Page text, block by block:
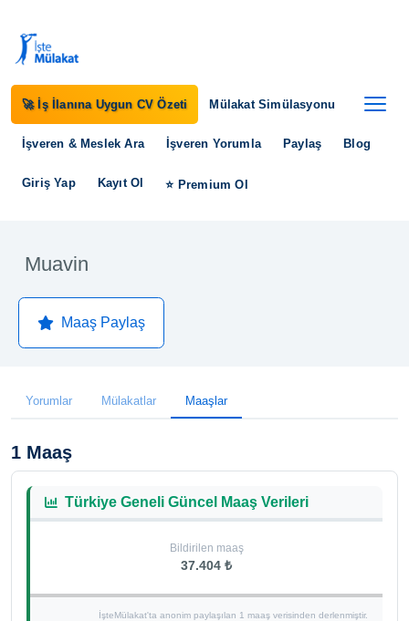
🚀 İş İlanına Uygun CV Özeti Mülakat Simülasyonu
İşveren & Meslek Ara İşveren Yorumla Paylaş Blog
Giriş Yap Kayıt Ol ⭐ Premium Ol
Muavin
Maaş Paylaş
Yorumlar Mülakatlar Maaşlar
1 Maaş
Türkiye Geneli Güncel Maaş Verileri
Bildirilen maaş
37.404 ₺
İşteMülakat'ta anonim paylaşılan 1 maaş verisinden derlenmiştir.